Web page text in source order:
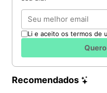
Email
Li e aceito os termos de
Recomendados